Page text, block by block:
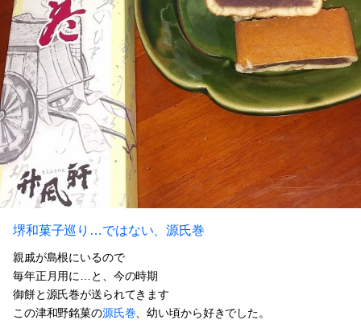
堺和菓子巡り…ではない、源氏巻
親戚が島根にいるので
毎年正月用に…と、今の時期
御餅と源氏巻が送られてきます
この津和野銘菓の源氏巻 、幼い頃から好きでした。